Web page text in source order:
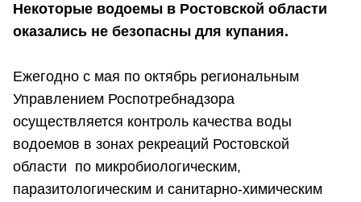
Некоторые водоемы в Ростовской области
оказались не безопасны для купания.
Ежегодно с мая по октябрь региональным
Управлением Роспотребнадзора
осуществляется контроль качества воды
водоемов в зонах рекреаций Ростовской
области по микробиологическим,
паразитологическим и санитарно-химическим